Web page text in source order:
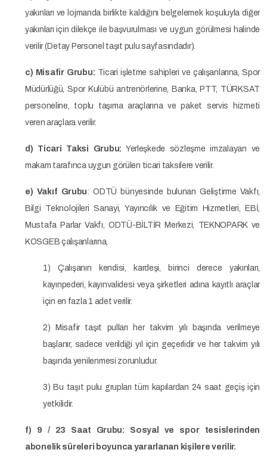
yakınları ve lojmanda birlikte kaldığını belgelemek koşuluyla diğer
yakınları için dilekçe ile başvurulması ve uygun görülmesi halinde
verilir (Detay Personel taşıt pulu sayfasındadır).
c) Misafir Grubu: Ticari işletme sahipleri ve çalışanlarına, Spor
Müdürlüğü, Spor Kulübü antrenörlerine, Banka, PTT, TÜRKSAT
personeline, toplu taşıma araçlarına ve paket servis hizmeti
veren araçlara verilir.
d) Ticari Taksi Grubu: Yerleşkede sözleşme imzalayan ve
makam tarafınca uygun görülen ticari taksilere verilir.
e) Vakıf Grubu: ODTÜ bünyesinde bulunan Geliştirme Vakfı,
Bilgi Teknolojileri Sanayi, Yayıncılık ve Eğitim Hizmetleri, EBİ,
Mustafa Parlar Vakfı, ODTÜ-BİLTİR Merkezi, TEKNOPARK ve
KOSGEB çalışanlarına,
1) Çalışanın kendisi, kardeşi, birinci derece yakınları,
kayınpederi, kayınvalidesi veya şirketleri adına kayıtlı araçlar
için en fazla 1 adet verilir.
2) Misafir taşıt pulları her takvim yılı başında verilmeye
başlanır, sadece verildiği yıl için geçerlidir ve her takvim yılı
başında yenilenmesi zorunludur.
3) Bu taşıt pulu grupları tüm kapılardan 24 saat geçiş için
yetkilidir.
f) 9 / 23 Saat Grubu: Sosyal ve spor tesislerinden
abonelik süreleri boyunca yararlanan kişilere verilir.